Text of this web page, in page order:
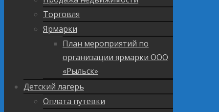
Торговля
Ярмарки
План мероприятий по
организации ярмарки ООО
«Рыльск»
Детский лагерь
Оплата путевки